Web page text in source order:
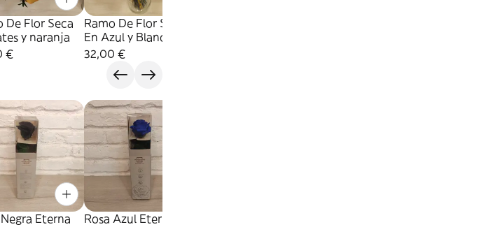
De Flor Seca
y naranja
€
Ramo De Flor Seca
En Azul y Blanco
32,00 €
Eterna Rosa Azul Eterna